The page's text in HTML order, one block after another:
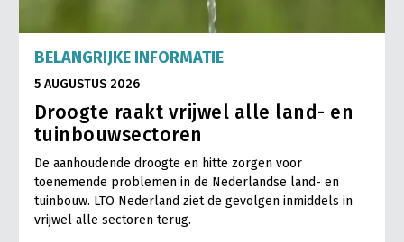
BELANGRIJKE INFORMATIE
5 AUGUSTUS 2026
Droogte raakt vrijwel alle land- en
tuinbouwsectoren
De aanhoudende droogte en hitte zorgen voor
toenemende problemen in de Nederlandse land- en
tuinbouw. LTO Nederland ziet de gevolgen inmiddels in
vrijwel alle sectoren terug.